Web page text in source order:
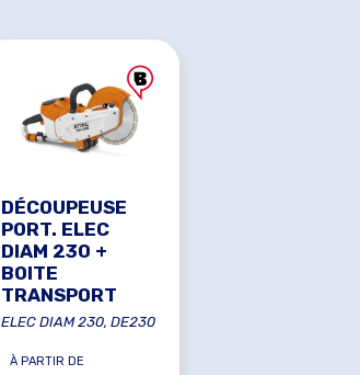
DÉCOUPEUSE
PORT. ELEC
DIAM 230 +
BOITE
TRANSPORT
ELEC DIAM 230, DE230
À PARTIR DE